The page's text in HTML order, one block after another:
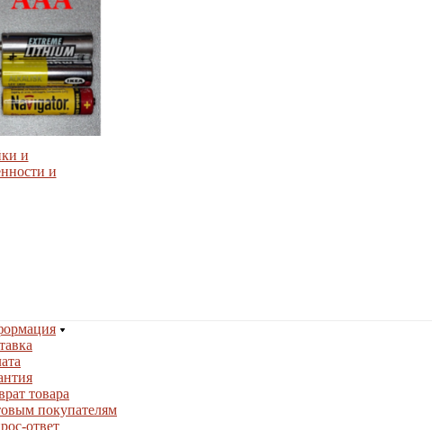
и
и
товара
покупателям
ответ